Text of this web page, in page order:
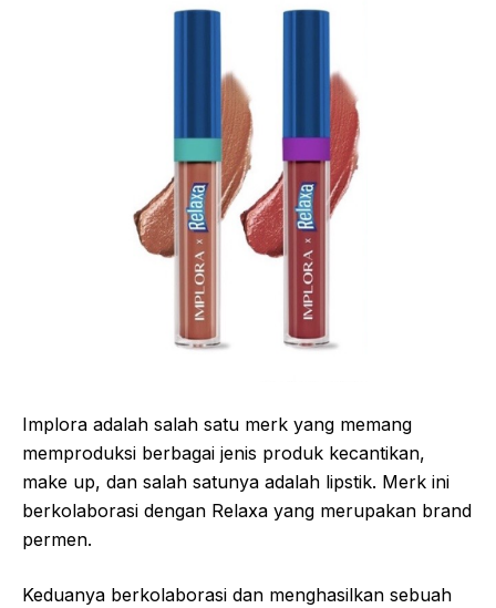
Implora adalah salah satu merk yang memang
memproduksi berbagai jenis produk kecantikan,
make up, dan salah satunya adalah lipstik. Merk ini
berkolaborasi dengan Relaxa yang merupakan brand
permen.
Keduanya berkolaborasi dan menghasilkan sebuah